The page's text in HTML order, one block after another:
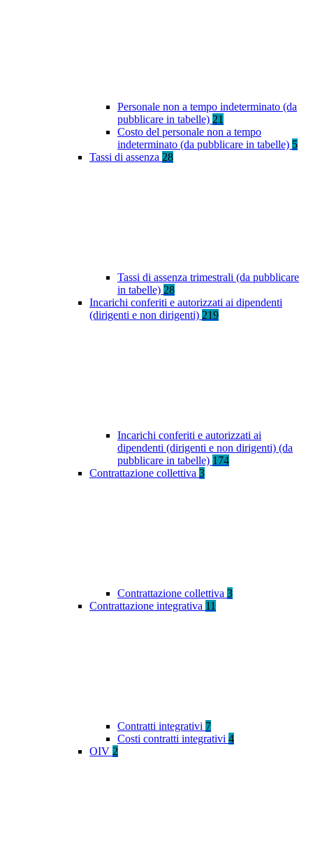
Personale non a tempo indeterminato (da
pubblicare in tabelle) 21
Costo del personale non a tempo
indeterminato (da pubblicare in tabelle) 5
Tassi di assenza 28
Tassi di assenza trimestrali (da pubblicare
in tabelle) 28
Incarichi conferiti e autorizzati ai dipendenti
(dirigenti e non dirigenti) 219
Incarichi conferiti e autorizzati ai
dipendenti (dirigenti e non dirigenti) (da
pubblicare in tabelle) 174
Contrattazione collettiva 3
Contrattazione collettiva 3
Contrattazione integrativa 11
Contratti integrativi 7
Costi contratti integrativi 4
OIV 2